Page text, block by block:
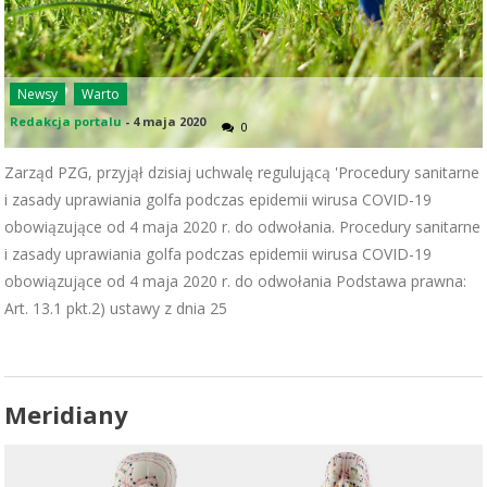
Newsy Warto
Redakcja portalu - 4 maja 2020 0
Zarząd PZG, przyjął dzisiaj uchwalę regulującą 'Procedury sanitarne
i zasady uprawiania golfa podczas epidemii wirusa COVID-19
obowiązujące od 4 maja 2020 r. do odwołania. Procedury sanitarne
i zasady uprawiania golfa podczas epidemii wirusa COVID-19
obowiązujące od 4 maja 2020 r. do odwołania Podstawa prawna:
Art. 13.1 pkt.2) ustawy z dnia 25
Meridiany